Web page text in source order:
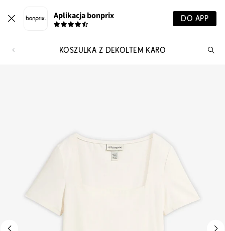
Aplikacja bonprix DO APP
KOSZULKA Z DEKOLTEM KARO